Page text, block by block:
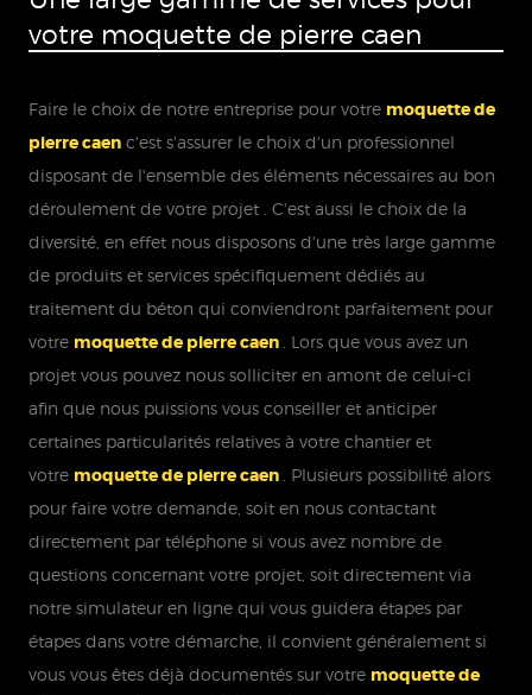
votre moquette de pierre caen
Faire le choix de notre entreprise pour votre moquette de
pierre caenc'est s'assurer le choix d'un professionnel
disposant de l'ensemble des éléments nécessaires au bon
déroulement de votre projet . C'est aussi le choix de la
diversité, en effet nous disposons d'une très large gamme
de produits et services spécifiquement dédiés au
traitement du béton qui conviendront parfaitement pour
votre moquette de pierre caen
. Lors que vous avez un
projet vous pouvez nous solliciter en amont de celui-ci
afin que nous puissions vous conseiller et anticiper
certaines particularités relatives à votre chantier et
votre moquette de pierre caen
. Plusieurs possibilité alors
pour faire votre demande, soit en nous contactant
directement par téléphone si vous avez nombre de
questions concernant votre projet, soit directement via
notre simulateur en ligne qui vous guidera étapes par
étapes dans votre démarche, il convient généralement si
vous vous êtes déjà documentés sur votre moquette de